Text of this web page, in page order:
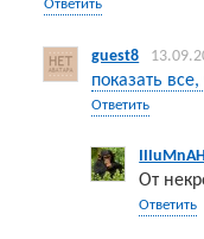
Ответить
guest8
показать
Ответить
От
Ответить